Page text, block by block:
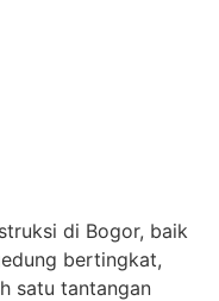
di Bogor, baik
bertingkat,
satu tantangan